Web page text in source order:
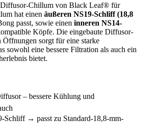
Diffusor-Chillum von Black Leaf® für
hat einen äußeren NS19-Schliff (18,8
passt, sowie einen inneren NS14-
Köpfe. Die eingebaute Diffusor-
Öffnungen sorgt für eine starke
sowohl eine bessere Filtration als auch ein
bietet.
– bessere Kühlung und
→ passt zu Standard-18,8-mm-